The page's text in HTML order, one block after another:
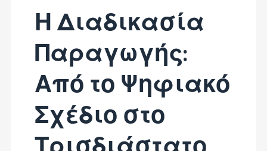
Η Διαδικασία
Παραγωγής:
Από το Ψηφιακό
Σχέδιο στο